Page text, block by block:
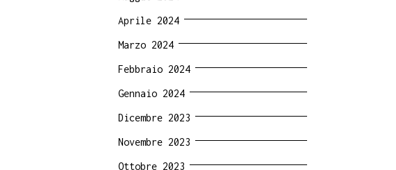
Aprile 2024
Marzo 2024
Febbraio 2024
Gennaio 2024
Dicembre 2023
Novembre 2023
Ottobre 2023